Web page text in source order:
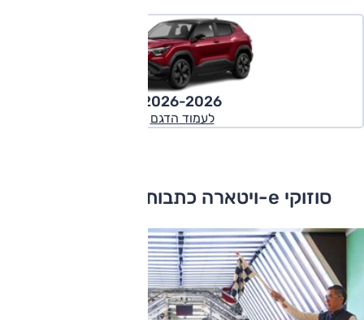
2026-2026
לעמוד הדגם
סוזוקי e-ויטארה כתבות ומבחני דרכים